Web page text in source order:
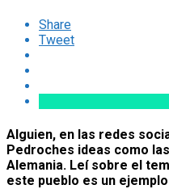
Share
Tweet
Alguien, en las redes
Pedroches ideas como
Alemania. Leí sobre el
este pueblo es un